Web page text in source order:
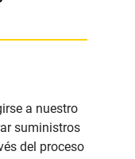
a nuestro
suministros
del proceso